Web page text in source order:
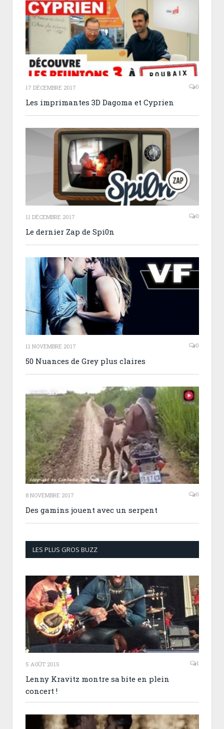
17 DÉCEMBRE 2017 0
Les imprimantes 3D Dagoma et Cyprien
11 DÉCEMBRE 2017 0
Le dernier Zap de Spi0n
11 NOVEMBRE 2017 0
50 Nuances de Grey plus claires
8 NOVEMBRE 2017 0
Des gamins jouent avec un serpent
LES PLUS GROS BUZZ
5 AOÛT 2015 1
Lenny Kravitz montre sa bite en plein
concert !